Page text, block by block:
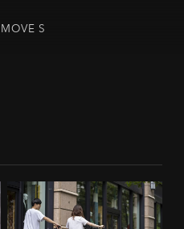
MOVE S